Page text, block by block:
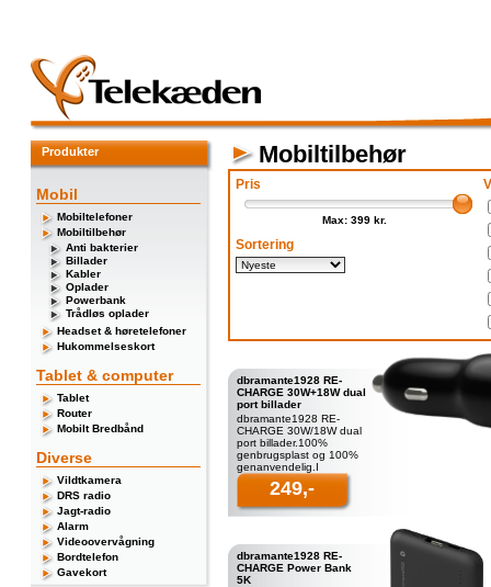
Produkter
Mobil
Mobiltelefoner
Mobiltilbehør
Anti bakterier
Billader
Kabler
Oplader
Powerbank
Trådløs oplader
Headset & høretelefoner
Hukommelseskort
Tablet & computer
Tablet
Router
Mobilt Bredbånd
Diverse
Vildtkamera
DRS radio
Jagt-radio
Alarm
Videoovervågning
Bordtelefon
Gavekort
Mobiltilbehør
Pris
Max: 399 kr.
Sortering
dbramante1928 RE-
CHARGE 30W+18W dual
port billader
dbramante1928 RE-
CHARGE 30W/18W dual
port billader.100%
genbrugsplast og 100%
genanvendelig.I
modsætning til de fleste
opladere er
bilopladere lavet af
249,-
dbramante1928 RE-
CHARGE Power Bank
5K